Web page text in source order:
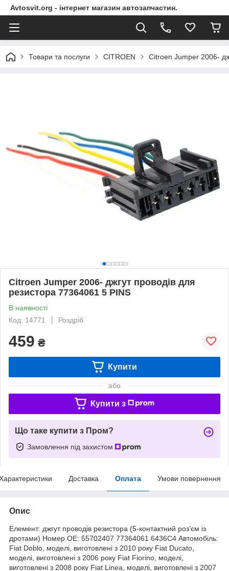
Avtosvit.org - інтернет магазин автозапчастин.
Товари та послуги CITROEN Citroen Jumper 2006-
Citroen Jumper 2006- джгут проводів для
резистора 77364061 5 PINS
В наявності
Код: 14771
Роздріб
459 ₴
Купити
або
Купити з
Що таке купити з Пром?
Замовлення під захистом
Доставка Оплата Умови повернення
Опис
Елемент: джгут проводів резистора (5-контактний роз’єм із
дротами) Номер OE: 55702407 77364061 6436C4 Автомобіль:
Fiat Doblo, моделі, виготовлені з 2010 року Fiat Ducato,
моделі, виготовлені з 2006 року Fiat Fiorino, моделі,
виготовлені з 2008 року Fiat Linea, моделі, виготовлені з 2007